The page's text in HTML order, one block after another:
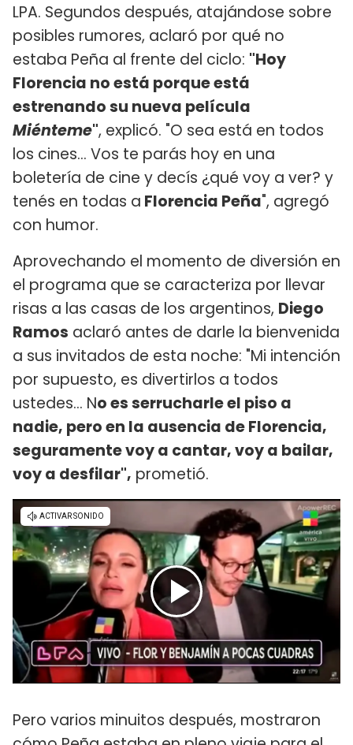
LPA. Segundos después, atajándose sobre
posibles rumores, aclaró por qué no
estaba Peña al frente del ciclo: "Hoy
Florencia no está porque está
estrenando su nueva película
Miénteme", explicó. "O sea está en todos
los cines... Vos te parás hoy en una
boletería de cine y decís ¿qué voy a ver? y
tenés en todas a Florencia Peña", agregó
con humor.
Aprovechando el momento de diversión en
el programa que se caracteriza por llevar
risas a las casas de los argentinos, Diego
Ramos aclaró antes de darle la bienvenida
a sus invitados de esta noche: "Mi intención
por supuesto, es divertirlos a todos
ustedes... No es serrucharle el piso a
nadie, pero en la ausencia de Florencia,
seguramente voy a cantar, voy a bailar,
voy a desfilar", prometió.
Pero varios minuitos después, mostraron